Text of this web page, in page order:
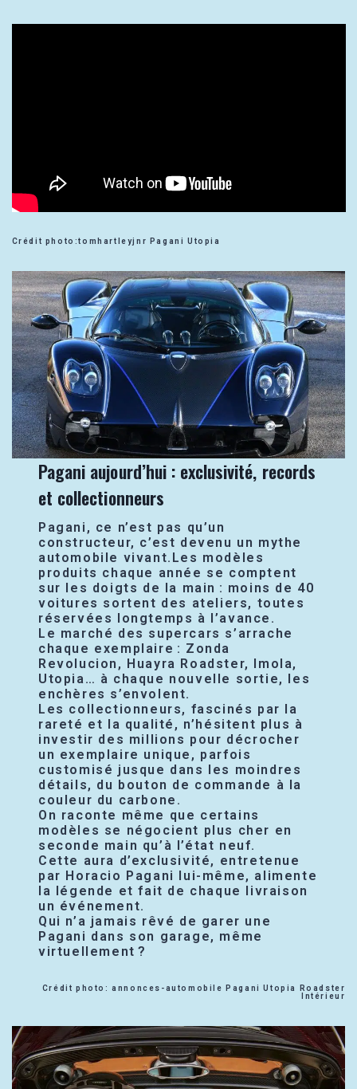
Crédit photo:tomhartleyjnr Pagani Utopia
Pagani aujourd’hui : exclusivité, records
et collectionneurs
Pagani, ce n’est pas qu’un
constructeur, c’est devenu un mythe
automobile vivant.Les modèles
produits chaque année se comptent
sur les doigts de la main : moins de 40
voitures sortent des ateliers, toutes
réservées longtemps à l’avance.
Le marché des supercars s’arrache
chaque exemplaire : Zonda
Revolucion, Huayra Roadster, Imola,
Utopia… à chaque nouvelle sortie, les
enchères s’envolent.
Les collectionneurs, fascinés par la
rareté et la qualité, n’hésitent plus à
investir des millions pour décrocher
un exemplaire unique, parfois
customisé jusque dans les moindres
détails, du bouton de commande à la
couleur du carbone.
On raconte même que certains
modèles se négocient plus cher en
seconde main qu’à l’état neuf.
Cette aura d’exclusivité, entretenue
par Horacio Pagani lui-même, alimente
la légende et fait de chaque livraison
un événement.
Qui n’a jamais rêvé de garer une
Pagani dans son garage, même
virtuellement ?
Crédit photo: annonces-automobile Pagani Utopia Roadster
Intérieur